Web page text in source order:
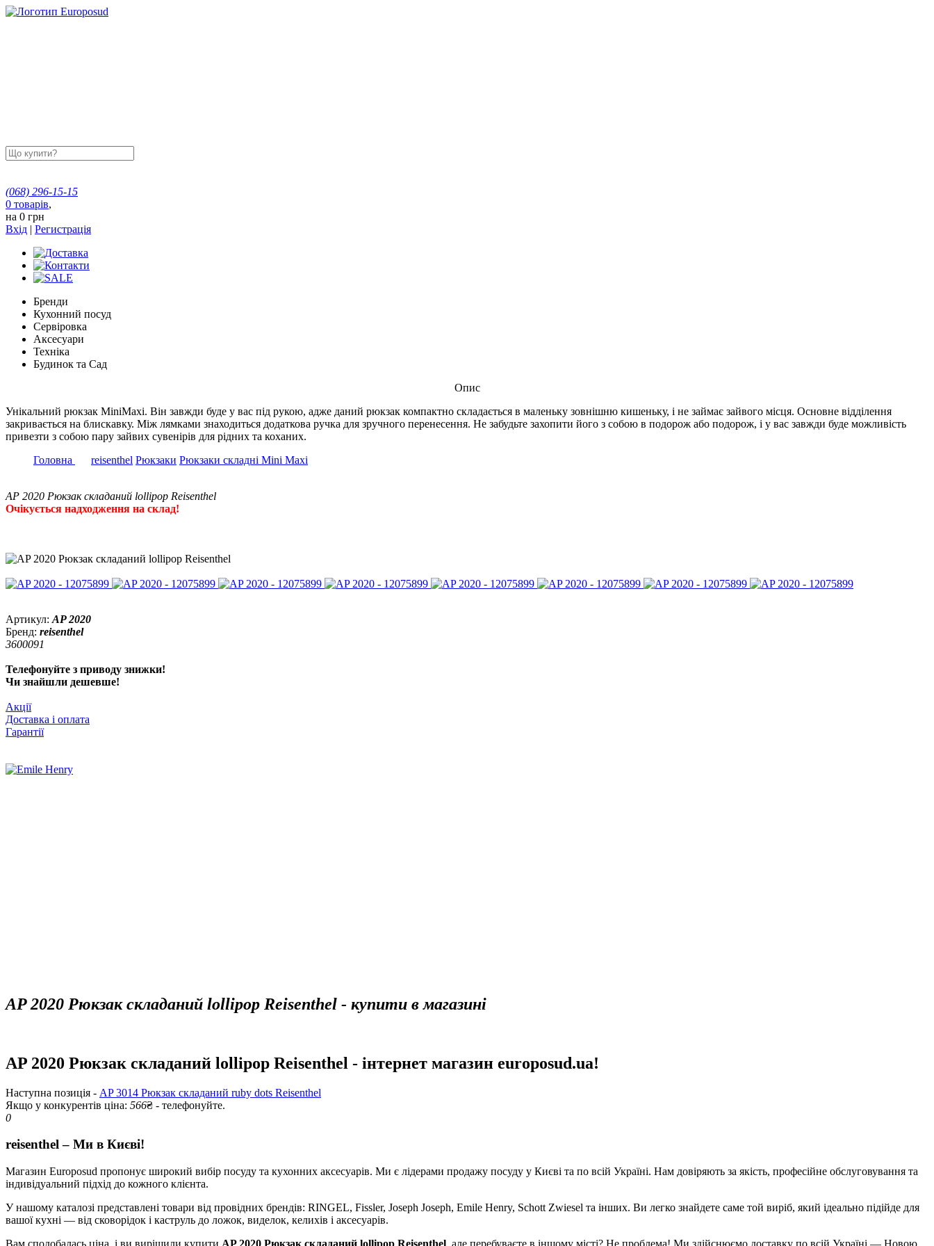
(068) 296-15-15
0 товарів,
на 0 грн
Вхід | Регистрація
Бренди
Кухонний посуд
Сервіровка
Аксесуари
Техніка
Будинок та Сад
Опис
Унікальний рюкзак MiniMaxi. Він завжди буде у вас під рукою, адже даний рюкзак компактно складається в маленьку зовнішню кишеньку, і не займає зайвого місця. Основне відділення
закривається на блискавку. Між лямками знаходиться додаткова ручка для зручного перенесення. Не забудьте захопити його з собою в подорож або подорож, і у вас завжди буде можливість
привезти з собою пару зайвих сувенірів для рідних та коханих.
Головна
reisenthel Рюкзаки Рюкзаки складні Mini Maxi
AP 2020 Рюкзак складаний lollipop Reisenthel
Очікується надходження на склад!
Артикул: AP 2020
Бренд: reisenthel
3600091
Телефонуйте з приводу знижки!
Чи знайшли дешевше!
Акції
Доставка і оплата
Гарантії
AP 2020 Рюкзак складаний lollipop Reisenthel - купити в магазині
AP 2020 Рюкзак складаний lollipop Reisenthel - інтернет магазин europosud.ua!
Наступна позиція - AP 3014 Рюкзак складаний ruby dots Reisenthel
Якщо у конкурентів ціна: 566₴ - телефонуйте.
0
reisenthel – Ми в Києві!
Магазин Europosud пропонує широкий вибір посуду та кухонних аксесуарів. Ми є лідерами продажу посуду у Києві та по всій Україні. Нам довіряють за якість, професійне обслуговування та
індивідуальний підхід до кожного клієнта.
У нашому каталозі представлені товари від провідних брендів: RINGEL, Fissler, Joseph Joseph, Emile Henry, Schott Zwiesel та інших. Ви легко знайдете саме той виріб, який ідеально підійде для
вашої кухні — від сковорідок і каструль до ложок, виделок, келихів і аксесуарів.
Вам сподобалась ціна, і ви вирішили купити AP 2020 Рюкзак складаний lollipop Reisenthel , але перебуваєте в іншому місті? Не проблема! Ми здійснюємо доставку по всій Україні — Новою